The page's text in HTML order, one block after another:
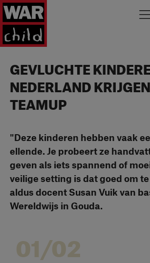
Ga naar homepage
GEVLUCHTE
NEDERLAND
TEAMUP
"Deze kinderen hebben vaak
ellende. Je probeert ze
geven als iets spannend of
veilige setting is dat goed om
aldus docent Susan Vuik van
Wereldwijs in Gouda.
01/02